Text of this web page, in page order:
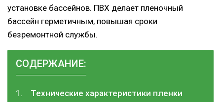
установке бассейнов. ПВХ делает пленочный
бассейн герметичным, повышая сроки
безремонтной службы.
СОДЕРЖАНИЕ:
Технические характеристики пленки